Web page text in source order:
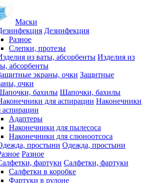
Маски
Дезинфекция
Разное
Слепки, протезы
Изделия из
абсорбенты
Защитные
очки
Шапочки, бахилы
Наконечники
аспирации
Адаптеры
Наконечники для пылесоса
Наконечники для слюноотсоса
Одежда, простыни
Разное
Салфетки, фартуки
Салфетки в коробке
Фартуки в рулоне